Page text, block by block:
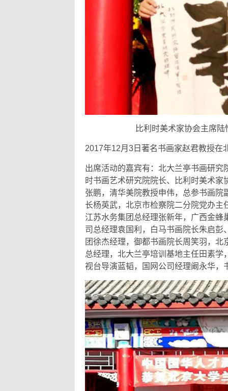
比利时美术家协会主席
2017年12月3日著名书画家赵君教授在
出席活动的嘉宾有：北大兰亭书画研
时书画艺术研究院院长、比利时美术
张鹏，清华美院教授申伟，总参书画
长杨英武，北京市检察院二分院党办
江苏水务集团总经理张新年，广西金
司总经理袁国利，白马书画院长朱启
团徐杰经理，御都书画院长周笑羽，
总经理，北大兰亭培训基地主任田素
视台导演蓝韬，国网公司经理阚永华，